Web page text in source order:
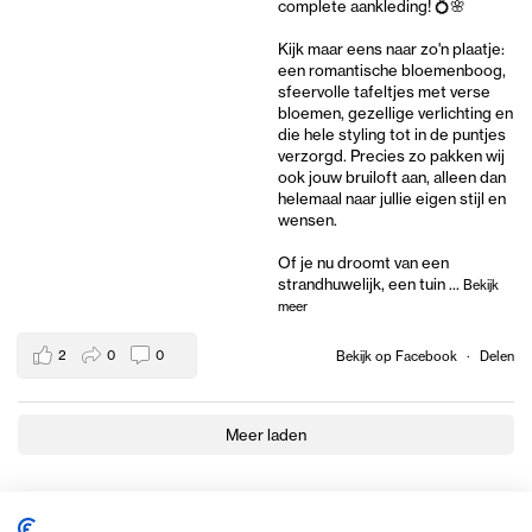
complete aankleding! 💍🌸
Kijk maar eens naar zo'n plaatje:
een romantische bloemenboog,
sfeervolle tafeltjes met verse
bloemen, gezellige verlichting en
die hele styling tot in de puntjes
verzorgd. Precies zo pakken wij
ook jouw bruiloft aan, alleen dan
helemaal naar jullie eigen stijl en
wensen.
Of je nu droomt van een
strandhuwelijk, een tuin... Bekijk
meer
Bekijk op Facebook · Delen
2 0 0
Meer laden